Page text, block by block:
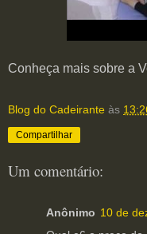
Conheça mais sobre a
Blog do Cadeirante às
Compartilhar
Um comentário:
Anônimo 10 de